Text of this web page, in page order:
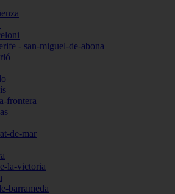
- san-miguel-de-abona
frontera
de-mar
la-victoria
barrameda